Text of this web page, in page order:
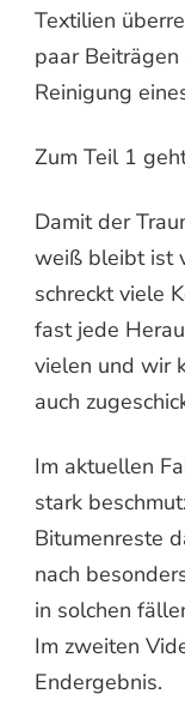
Textilien
paar
Reinigung
Zum Teil 1
Damit der
weiß bleibt ist
schreckt viele
fast jede
vielen und wir
auch
Im aktuellen
stark
Bitumenreste
nach
in solchen
Im zweiten
Endergebnis.